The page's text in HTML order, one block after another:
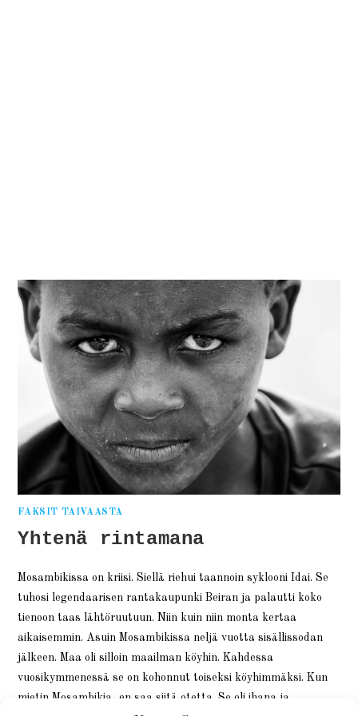
FAKSIT TAIVAASTA
Yhtenä rintamana
Mosambikissa on kriisi. Siellä riehui taannoin syklooni Idai. Se
tuhosi legendaarisen rantakaupunki Beiran ja palautti koko
tienoon taas lähtöruutuun. Niin kuin niin monta kertaa
aikaisemmin. Asuin Mosambikissa neljä vuotta sisällissodan
jälkeen. Maa oli silloin maailman köyhin. Kahdessa
vuosikymmenessä se on kohonnut toiseksi köyhimmäksi. Kun
mietin Mosambikia, en saa siitä otetta. Se oli ihana ja…